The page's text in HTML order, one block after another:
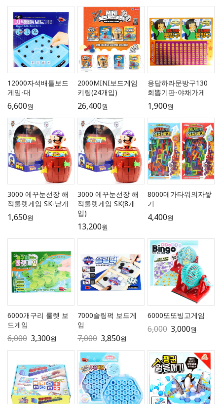
12000자석배틀보드
게임-대
6,600원
2000MINI보드게임
키링(24개입)
26,400원
응답하라문방구130
회뽑기판-야채가게
1,900원
3000 에꾸눈선장 해
적룰렛게임 SK-낱개
1,650원
3000 에꾸눈선장 해
적룰렛게임 SK(8개
입)
13,200원
8000메가타워의자쌓
기
4,400원
6000개구리 룰렛 보
드게임
6,000 3,300원
7000슬링퍽 보드게
임
7,000 3,850원
6000또또빙고게임
6,000 3,000원